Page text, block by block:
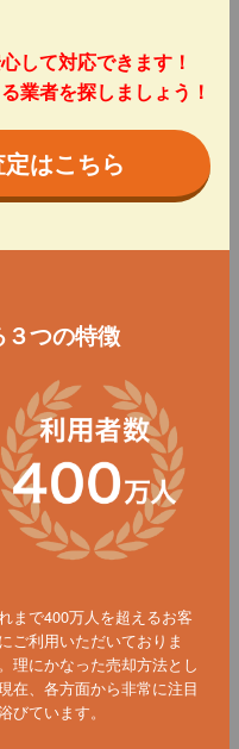
して対応できます！
業者を探しましょう！
はこちら
つの特徴
まで400万人を超えるお客
ご利用いただいておりま
理にかなった売却方法とし
在、各方面から非常に注目
びています。